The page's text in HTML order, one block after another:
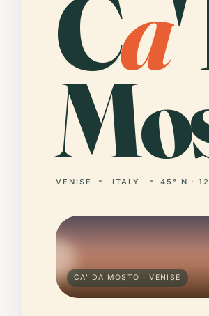
Ca'
VENISE ITALY 45° N ·
CA' DA MOSTO · VENISE